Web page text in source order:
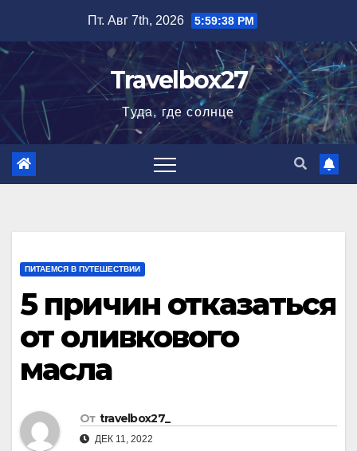
содержимому
Пт. Авг 7th, 2026 5:59:39 PM
Travelbox27
Туда, где солнце
ПИТАЕМСЯ В ПУТЕШЕСТВИИ
5 причин отказаться
от оливкового
масла
От travelbox27_
ДЕК 11, 2022